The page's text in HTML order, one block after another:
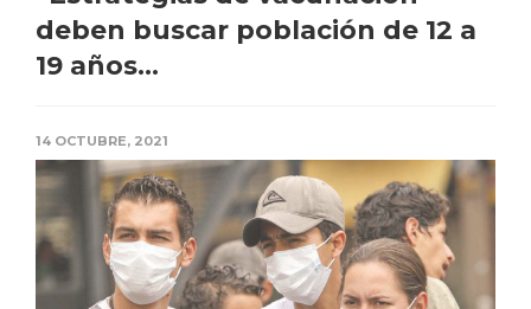
deben buscar población de 12 a
19 años...
14 OCTUBRE, 2021